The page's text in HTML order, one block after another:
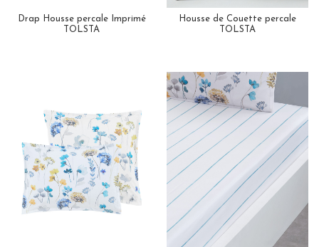
Drap Housse percale Imprimé
TOLSTA
Housse de Couette percale
TOLSTA